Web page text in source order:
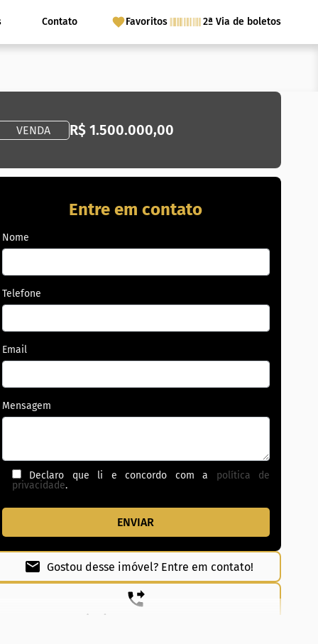
Contato Favoritos 2ª Via de boletos
VENDA R$ 1.500.000,00
Entre em contato
Nome
Telefone
Email
Mensagem
Declaro que li e concordo com a política de
privacidade.
Gostou desse imóvel? Entre em contato!
(62) 99831-0020